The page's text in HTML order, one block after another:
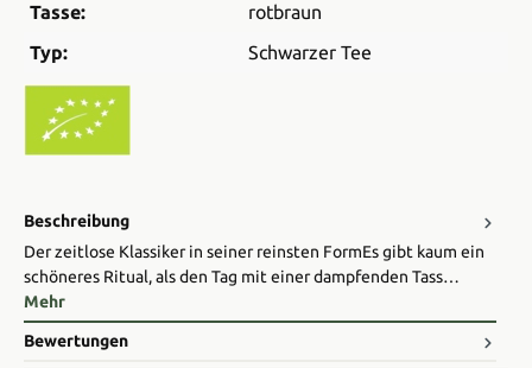
Tasse:
rotbraun
Typ:
Schwarzer Tee
Beschreibung
Der zeitlose Klassiker in seiner reinsten Form ​Es gibt kaum ein
schöneres Ritual, als den Tag mit einer dampfenden Tass…
Mehr
Bewertungen